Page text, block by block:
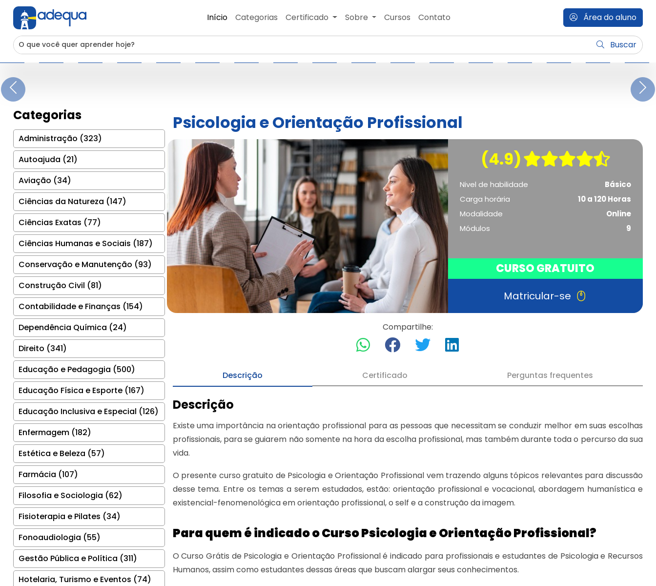
Início Categorias Certificado Sobre Cursos Contato Área do aluno
Buscar
Previous
Categorias
Administração (323)
Autoajuda (21)
Aviação (34)
Ciências da Natureza (147)
Ciências Exatas (77)
Ciências Humanas e Sociais (187)
Conservação e Manutenção (93)
Construção Civil (81)
Contabilidade e Finanças (154)
Dependência Química (24)
Direito (341)
Educação e Pedagogia (500)
Educação Física e Esporte (167)
Educação Inclusiva e Especial (126)
Enfermagem (182)
Estética e Beleza (57)
Farmácia (107)
Filosofia e Sociologia (62)
Fisioterapia e Pilates (34)
Fonoaudiologia (55)
Gestão Pública e Política (311)
Hotelaria, Turismo e Eventos (74)
Psicologia e Orientação Profissional
(4.9)
Nivel de habilidade
Básico
Carga horária
10 a 120 Horas
Modalidade
Online
Módulos
9
CURSO GRATUITO
Matricular-se
Compartilhe:
Descrição Certificado Perguntas frequentes
Descrição
Existe uma importância na orientação profissional para as pessoas que necessitam se conduzir melhor em suas escolhas
profissionais, para se guiarem não somente na hora da escolha profissional, mas também durante toda o percurso da sua
vida.
O presente curso gratuito de Psicologia e Orientação Profissional vem trazendo alguns tópicos relevantes para discussão
desse tema. Entre os temas a serem estudados, estão: orientação profissional e vocacional, abordagem humanística e
existencial-fenomenológica em orientação profissional, o self e a construção da imagem.
Para quem é indicado o Curso Psicologia e Orientação Profissional?
O Curso Grátis de Psicologia e Orientação Profissional é indicado para profissionais e estudantes de Psicologia e Recursos
Humanos, assim como estudantes dessas áreas que buscam alargar seus conhecimentos.